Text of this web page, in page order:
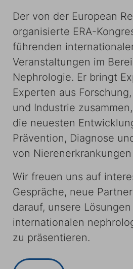
Der von der European
organisierte ERA-
führenden
Veranstaltungen im
Nephrologie. Er bringt
Experten aus
und Industrie
die neuesten
Prävention, Diagnose
von
Wir freuen uns auf
Gespräche, neue
darauf, unsere
internationalen
zu präsentieren.